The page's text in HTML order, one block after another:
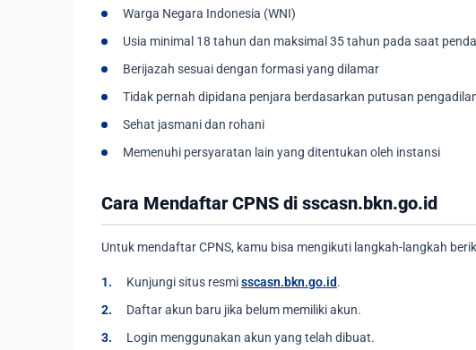
Warga Negara Indonesia (WNI)
Usia minimal 18 tahun dan maksimal 35 tahun pada saat
Berijazah sesuai dengan formasi yang dilamar
Tidak pernah dipidana penjara berdasarkan putusan
Sehat jasmani dan rohani
Memenuhi persyaratan lain yang ditentukan oleh instansi
Cara Mendaftar CPNS di sscasn.bkn.go.id
Untuk mendaftar CPNS, kamu bisa mengikuti langkah-langkah
Kunjungi situs resmisscasn.bkn.go.id.
Daftar akun baru jika belum memiliki akun.
Login menggunakan akun yang telah dibuat.